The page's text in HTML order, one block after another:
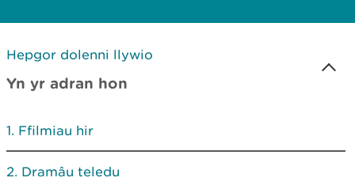
Hepgor dolenni llywio
Yn yr adran hon
Ffilmiau hir
Dramâu teledu